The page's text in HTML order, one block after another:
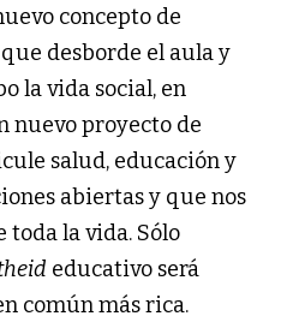
concepto de
desborde el aula y
la vida social, en
nuevo proyecto de
salud, educación y
abiertas y que nos
toda la vida. Sólo
educativo será
común más rica.